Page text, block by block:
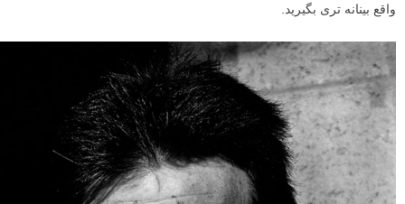
واقع بینانه تری بگیرید.